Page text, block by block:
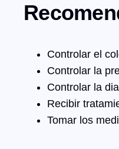
Controlar el
Controlar la
Controlar la
Recibir
Tomar los